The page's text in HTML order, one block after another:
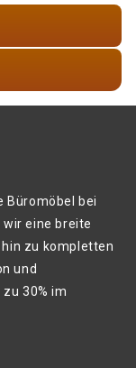
Büromöbel bei
wir eine breite
zu kompletten
und
30% im